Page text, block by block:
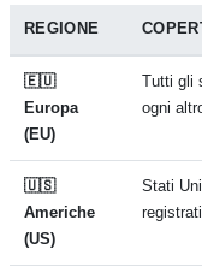
REGIONE
🇪🇺
Europa
(EU)
Tutti gli
ogni
🇺🇸
Americhe
(US)
Stati